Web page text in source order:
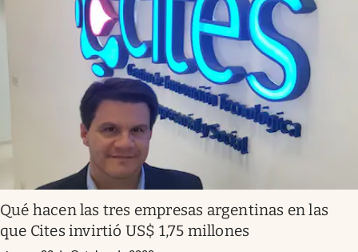
Qué hacen las tres empresas argentinas en las
que Cites invirtió US$ 1,75 millones